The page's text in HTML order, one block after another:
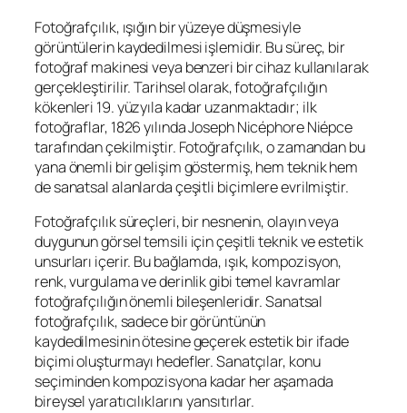
Fotoğrafçılık, ışığın bir yüzeye düşmesiyle
görüntülerin kaydedilmesi işlemidir. Bu süreç, bir
fotoğraf makinesi veya benzeri bir cihaz kullanılarak
gerçekleştirilir. Tarihsel olarak, fotoğrafçılığın
kökenleri 19. yüzyıla kadar uzanmaktadır; ilk
fotoğraflar, 1826 yılında Joseph Nicéphore Niépce
tarafından çekilmiştir. Fotoğrafçılık, o zamandan bu
yana önemli bir gelişim göstermiş, hem teknik hem
de sanatsal alanlarda çeşitli biçimlere evrilmiştir.
Fotoğrafçılık süreçleri, bir nesnenin, olayın veya
duygunun görsel temsili için çeşitli teknik ve estetik
unsurları içerir. Bu bağlamda, ışık, kompozisyon,
renk, vurgulama ve derinlik gibi temel kavramlar
fotoğrafçılığın önemli bileşenleridir. Sanatsal
fotoğrafçılık, sadece bir görüntünün
kaydedilmesinin ötesine geçerek estetik bir ifade
biçimi oluşturmayı hedefler. Sanatçılar, konu
seçiminden kompozisyona kadar her aşamada
bireysel yaratıcılıklarını yansıtırlar.